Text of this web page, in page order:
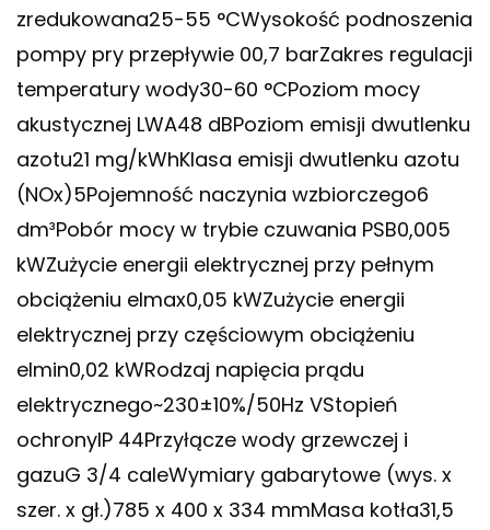
zredukowana25-55 °CWysokość podnoszenia
pompy pry przepływie 00,7 barZakres regulacji
temperatury wody30-60 °CPoziom mocy
akustycznej LWA48 dBPoziom emisji dwutlenku
azotu21 mg/kWhKlasa emisji dwutlenku azotu
(NOx)5Pojemność naczynia wzbiorczego6
dm³Pobór mocy w trybie czuwania PSB0,005
kWZużycie energii elektrycznej przy pełnym
obciążeniu elmax0,05 kWZużycie energii
elektrycznej przy częściowym obciążeniu
elmin0,02 kWRodzaj napięcia prądu
elektrycznego~230±10%/50Hz VStopień
ochronyIP 44Przyłącze wody grzewczej i
gazuG 3/4 caleWymiary gabarytowe (wys. x
szer. x gł.)785 x 400 x 334 mmMasa kotła31,5